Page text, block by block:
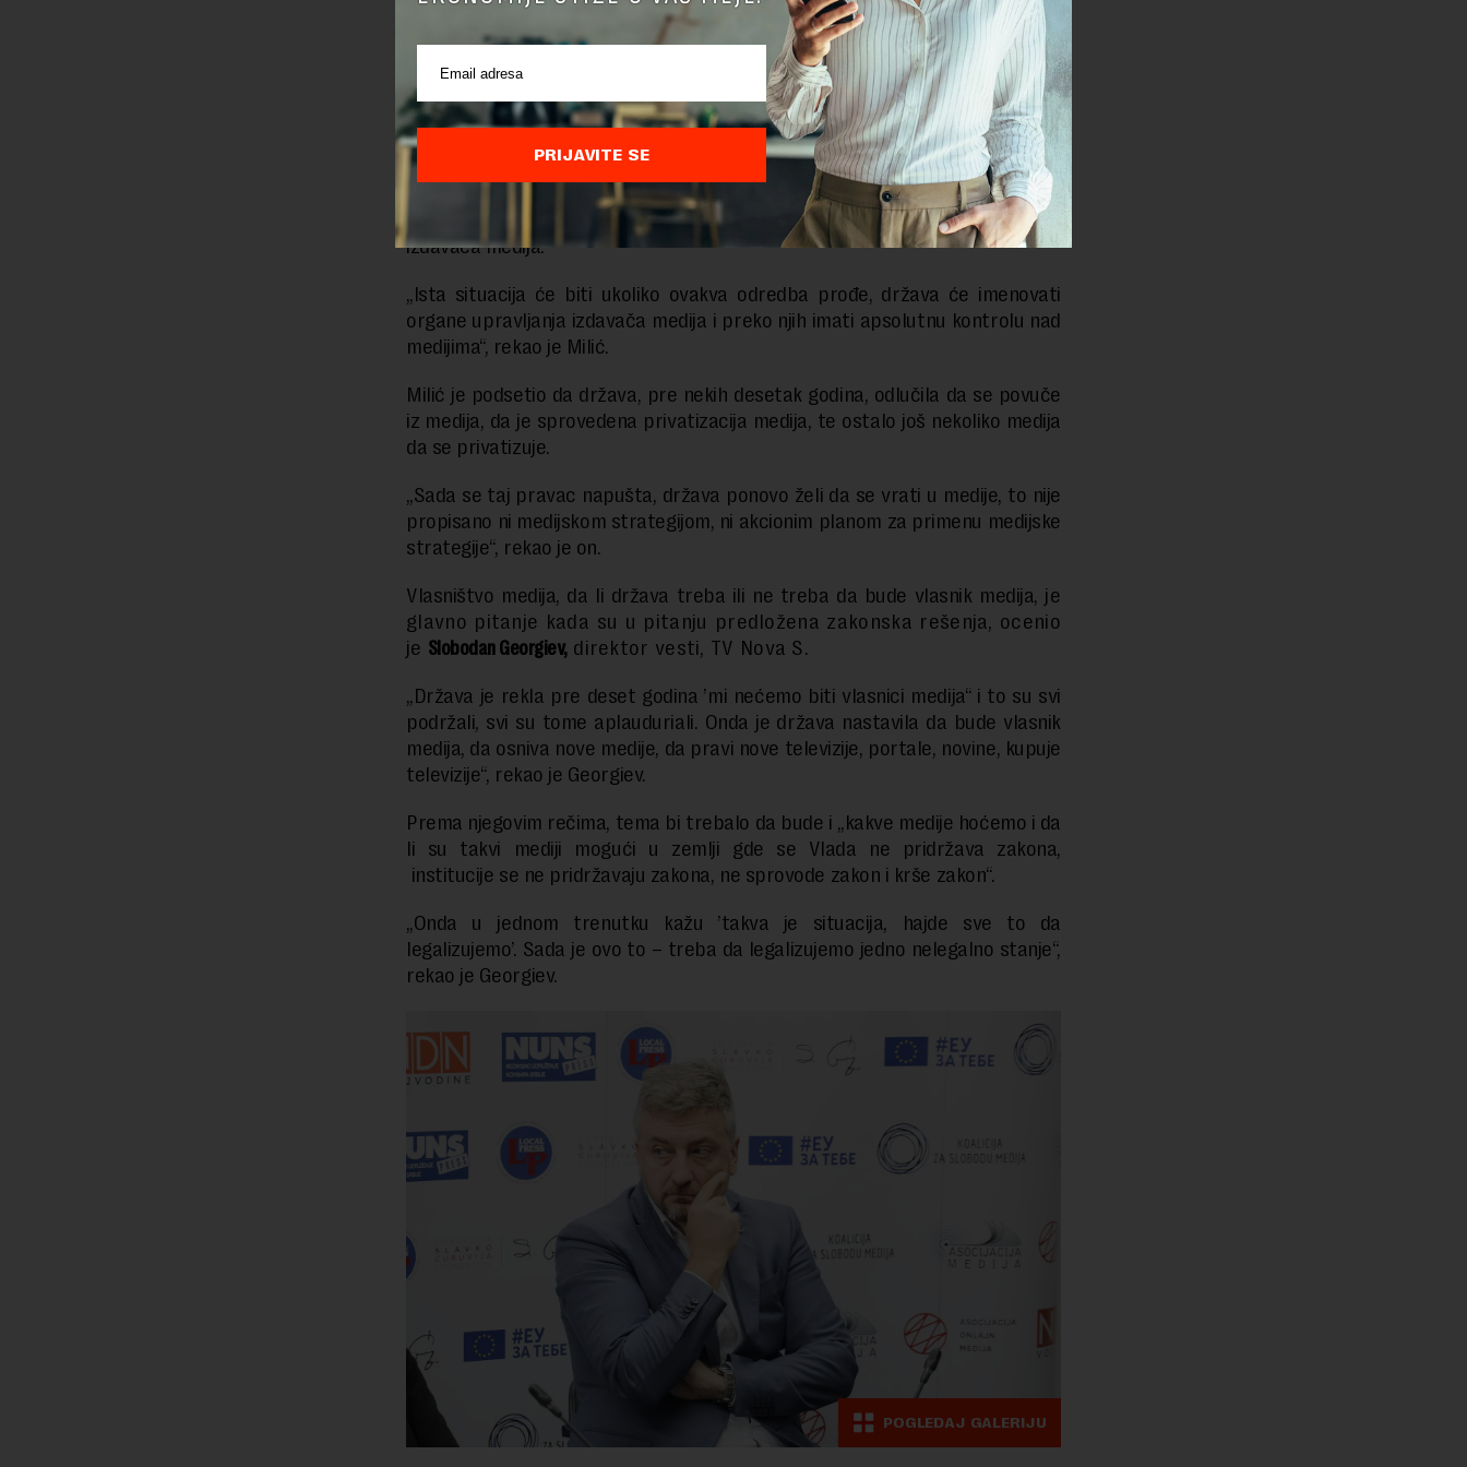
„Drugim rečima to (izdavači medija) ne mogu biti javna preduzeća, a sva
druga pravna lica koja država osniva mogu biti izdavači medija“, rekao je Milić
koji je bio i član radne grupe za izradu nactra zakona.
On navodi da slična situacija postoji i sada kada su u pitanju mediji čiji su
izdavači ustanove čiji su osnivači nacionalni saveti nacionalnih manjina.
Prema njegovim rečima to su mediji koji trpe najveći pritisak od strane
osnivača zbog toga što osnivač ustanove imenjuje organe upravljanja
izdavača medija.
„Ista situacija će biti ukoliko ovakva odredba prođe, država će imenovati
organe upravljanja izdavača medija i preko njih imati apsolutnu kontrolu nad
medijima“, rekao je Milić.
Milić je podsetio da država, pre nekih desetak godina, odlučila da se povuče
iz medija, da je sprovedena privatizacija medija, te ostalo još nekoliko medija
da se privatizuje.
„Sada se taj pravac napušta, država ponovo želi da se vrati u medije, to nije
propisano ni medijskom strategijom, ni akcionim planom za primenu medijske
strategije“, rekao je on.
Vlasništvo medija, da li država treba ili ne treba da bude vlasnik medija, je
glavno pitanje kada su u pitanju predložena zakonska rešenja, ocenio
je Slobodan Georgiev,direktor vesti, TV Nova S.
„Država je rekla pre deset godina ’mi nećemo biti vlasnici medija“ i to su svi
podržali, svi su tome aplauduriali. Onda je država nastavila da bude vlasnik
medija, da osniva nove medije, da pravi nove televizije, portale, novine, kupuje
televizije“, rekao je Georgiev.
Prema njegovim rečima, tema bi trebalo da bude i „kakve medije hoćemo i da
li su takvi mediji mogući u zemlji gde se Vlada ne pridržava zakona,
institucije se ne pridržavaju zakona, ne sprovode zakon i krše zakon“.
„Onda u jednom trenutku kažu ’takva je situacija, hajde sve to da
legalizujemo’. Sada je ovo to – treba da legalizujemo jedno nelegalno stanje“,
rekao je Georgiev.
POGLEDAJ GALERIJU
PRIJAVITE SE